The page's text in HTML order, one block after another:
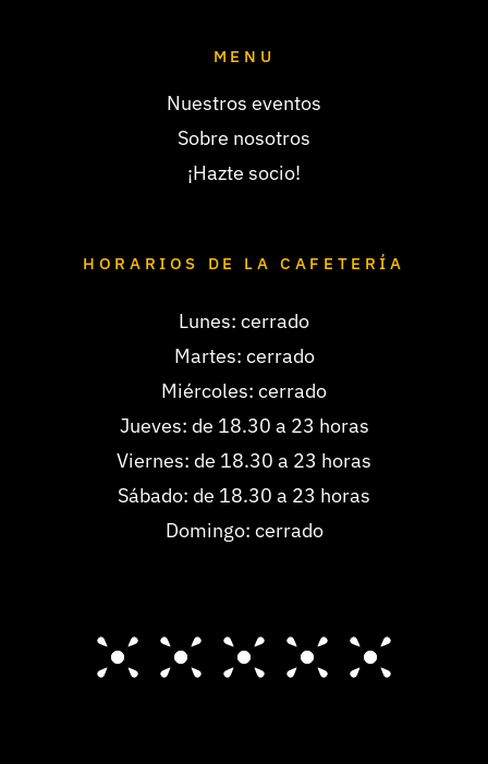
MENU
Nuestros eventos
Sobre nosotros
¡Hazte socio!
HORARIOS DE LA CAFETERÍA
Lunes: cerrado
Martes: cerrado
Miércoles: cerrado
Jueves: de 18.30 a 23 horas
Viernes: de 18.30 a 23 horas
Sábado: de 18.30 a 23 horas
Domingo: cerrado